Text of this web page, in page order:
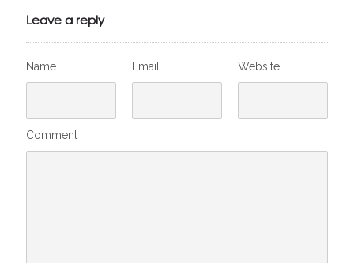
Leave a reply
Name Email Website
Comment